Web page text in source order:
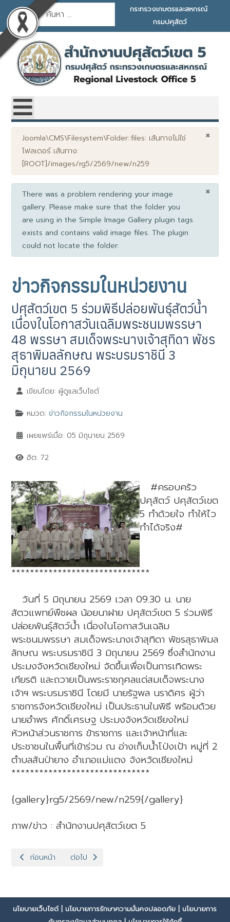
การค้นหา
กระทรวงเกษตรและสหกรณ์
กรมปศุสัตว์
×
คำเตือน
Joomla\CMS\Filesystem\Folder::files: เส้นทางไม่ใช่
โฟลเดอร์ เส้นทาง:
[ROOT]/images/rg5/2569/new/n259
×
info
There was a problem rendering your image
gallery. Please make sure that the folder you
are using in the Simple Image Gallery plugin tags
exists and contains valid image files. The plugin
could not locate the folder:
ข่าวกิจกรรมในหน่วยงาน
ปศุสัตว์เขต 5 ร่วมพิธีปล่อยพันธุ์สัตว์น้ำ
เนื่องในโอกาสวันเฉลิมพระชนมพรรษา
48 พรรษา สมเด็จพระนางเจ้าสุทิดา พัชร
สุธาพิมลลักษณ พระบรมราชินี 3
มิถุนายน 2569
เขียนโดย: ผู้ดูแลเว็บไซต์
หมวด: ข่าวกิจกรรมในหน่วยงาน
เผยแพร่เมื่อ: 05 มิถุนายน 2569
ฮิต: 72
#ครอบครัว
ปศุสัตว์ ปศุสัตว์เขต
5 ทำด้วยใจ ทำให้ไว
ทำได้จริง#
******************************
วันที่ 5 มิถุนายน 2569 เวลา 09.30 น. นาย
สัตวแพทย์พืชผล น้อยนาฝาย ปศุสัตว์เขต 5 ร่วมพิธี
ปล่อยพันธุ์สัตว์น้ำ เนื่องในโอกาสวันเฉลิม
พระชนมพรรษา สมเด็จพระนางเจ้าสุทิดา พัชรสุธาพิมล
ลักษณ พระบรมราชินี 3 มิถุนายน 2569 ซึ่งสำนักงาน
ประมงจังหวัดเชียงใหม่ จัดขึ้นเพื่อเป็นการเทิดพระ
เกียรติ และถวายเป็นพระราชกุศลแด่สมเด็จพระนาง
เจ้าฯ พระบรมราชินี โดยมี นายรัฐพล นราดิศร ผู้ว่า
ราชการจังหวัดเชียงใหม่ เป็นประธานในพิธี พร้อมด้วย
นายอำพร ศักดิ์เศรษฐ ประมงจังหวัดเชียงใหม่
หัวหน้าส่วนราชการ ข้าราชการ และเจ้าหน้าที่และ
ประชาชนในพื้นที่เข้าร่วม ณ อ่างเก็บน้ำโป่งเป้า หมู่ที่ 2
ตำบลสันป่ายาง อำเภอแม่แตง จังหวัดเชียงใหม่
******************************
{gallery}rg5/2569/new/n259{/gallery}
ภาพ/ข่าว : สำนักงานปศุสัตว์เขต 5
เนื้อหาก่อนหน้า: ปศุสัตว์เขต 5 เข้าร่วมประชุมเตรียมความพร้อมรับมื
ก่อนหน้า เนื้อหาถัดไป: ปศุสัตว์เขต 5 เข้าร่วมประชุมมูลนิธิโครง
ต่อไป
นโยบายเว็บไซต์| นโยบายการรักษาความมั่นคงปลอดภัย | นโยบายการ